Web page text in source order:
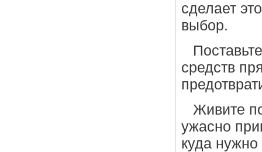
сделает
выбор.
средств
Живите
ужасно
куда